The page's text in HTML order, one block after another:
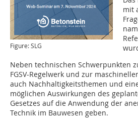
Figure: SLG
mit
Neben technischen Schwerpunkten
FGSV-Regelwerk und zur
auch Nachhaltigkeitsthemen und
möglichen Auswirkungen des
Gesetzes auf die Anwendung der
Technik im Bauwesen geben.